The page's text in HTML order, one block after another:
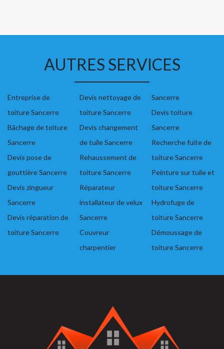
AUTRES SERVICES
Entreprise de
toiture Sancerre
Bâchage de toiture
Sancerre
Devis pose de
gouttière Sancerre
Devis zingueur
Sancerre
Devis réparation de
toiture Sancerre
Devis nettoyage de
toiture Sancerre
Devis changement
de tuile Sancerre
Rehaussement de
toiture Sancerre
Réparateur
installateur de velux
Sancerre
Couvreur
charpentier
Sancerre
Devis toiture
Sancerre
Recherche fuite de
toiture Sancerre
Peinture sur tuile et
toiture Sancerre
Hydrofuge de
toiture Sancerre
Démoussage de
toiture Sancerre